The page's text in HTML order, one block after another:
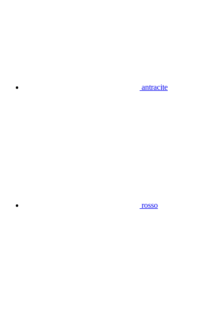
antracite
rosso